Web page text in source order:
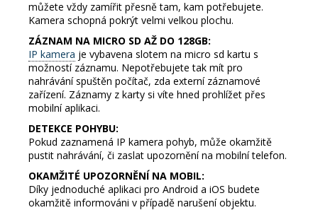
můžete vždy zamířit přesně tam, kam potřebujete.
Kamera schopná pokrýt velmi velkou plochu.
ZÁZNAM NA MICRO SD AŽ DO 128GB:
IP kamera je vybavena slotem na micro sd kartu s
možností záznamu. Nepotřebujete tak mít pro
nahrávání spuštěn počítač, zda externí záznamové
zařízení. Záznamy z karty si víte hned prohlížet přes
mobilní aplikaci.
DETEKCE POHYBU:
Pokud zaznamená IP kamera pohyb, může okamžitě
pustit nahrávání, či zaslat upozornění na mobilní telefon.
OKAMŽITÉ UPOZORNĚNÍ NA MOBIL:
Díky jednoduché aplikaci pro Android a iOS budete
okamžitě informováni v případě narušení objektu.